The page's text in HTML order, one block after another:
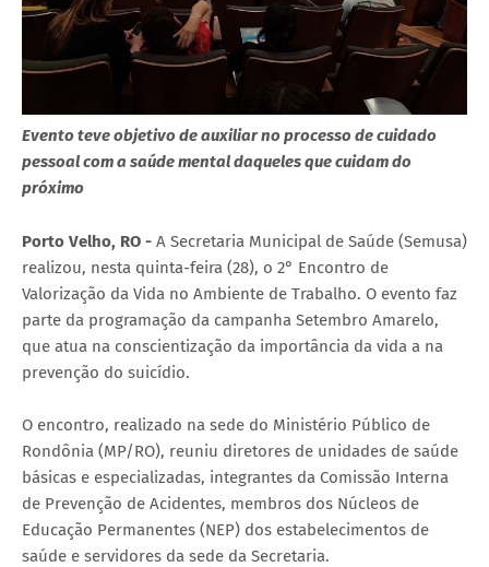
Evento teve objetivo de auxiliar no processo de cuidado
pessoal com a saúde mental daqueles que cuidam do
próximo
Porto Velho, RO - A Secretaria Municipal de Saúde (Semusa)
realizou, nesta quinta-feira (28), o 2° Encontro de
Valorização da Vida no Ambiente de Trabalho. O evento faz
parte da programação da campanha Setembro Amarelo,
que atua na conscientização da importância da vida a na
prevenção do suicídio.
O encontro, realizado na sede do Ministério Público de
Rondônia (MP/RO), reuniu diretores de unidades de saúde
básicas e especializadas, integrantes da Comissão Interna
de Prevenção de Acidentes, membros dos Núcleos de
Educação Permanentes (NEP) dos estabelecimentos de
saúde e servidores da sede da Secretaria.